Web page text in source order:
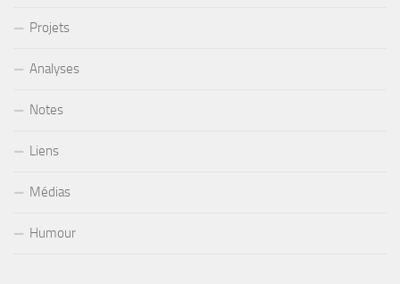
Projets
Analyses
Notes
Liens
Médias
Humour